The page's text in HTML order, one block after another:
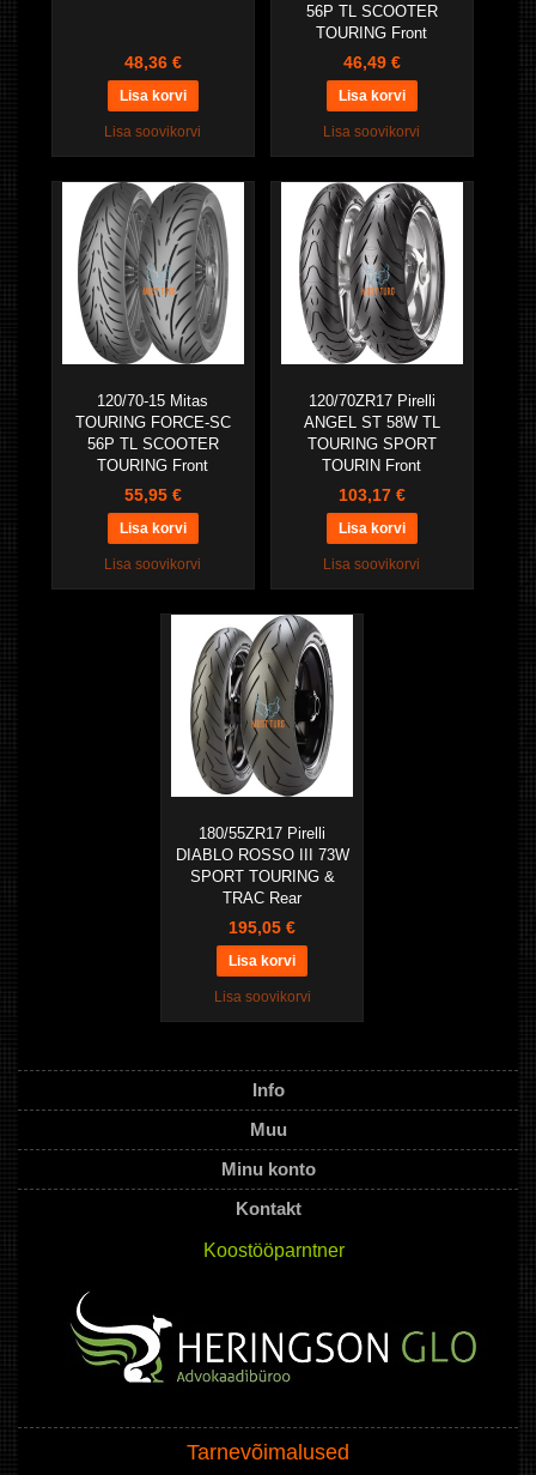
48,36 €
Lisa soovikorvi
56P TL SCOOTER
TOURING Front
46,49 €
Lisa soovikorvi
120/70-15 Mitas
TOURING FORCE-SC
56P TL SCOOTER
TOURING Front
55,95 €
Lisa soovikorvi
120/70ZR17 Pirelli
ANGEL ST 58W TL
TOURING SPORT
TOURIN Front
103,17 €
Lisa soovikorvi
180/55ZR17 Pirelli
DIABLO ROSSO III 73W
SPORT TOURING &
TRAC Rear
195,05 €
Lisa soovikorvi
Info
Muu
Minu konto
Kontakt
Koostööparntner
Tarnevõimalused